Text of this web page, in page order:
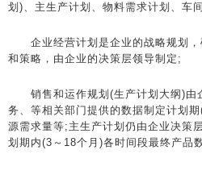
划)、主生产计划、物料需求计划、车
企业经营计划是企业的战略规划，
和策略，由企业的决策层领导制定;
销售和运作规划(生产计划大纲)由
务、等相关部门提供的数据制定计划
源需求量等;主生产计划仍由企业决策
划期内(3～18个月)各时间段最终产品